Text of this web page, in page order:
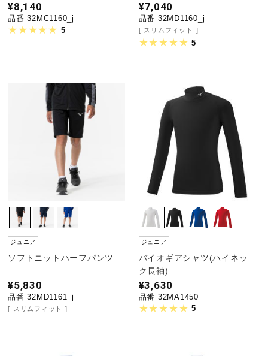
¥8,140
品番 32MC1160_j
5
¥7,040
品番 32MD1160_j
スリムフィット
5
ジュニア
ソフトニットハーフパンツ
¥5,830
品番 32MD1161_j
スリムフィット
ジュニア
バイオギアシャツ(ハイネッ
ク長袖)
¥3,630
品番 32MA1450
5